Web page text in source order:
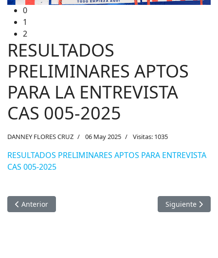
0
1
2
RESULTADOS
PRELIMINARES APTOS
PARA LA ENTREVISTA
CAS 005-2025
DANNEY FLORES CRUZ 06 May 2025 Visitas: 1035
RESULTADOS PRELIMINARES APTOS PARA ENTREVISTA
CAS 005-2025
Artículo anterior: RESULTADOS FINALES PROCESO CAS 005-
Anterior Artículo
Siguiente